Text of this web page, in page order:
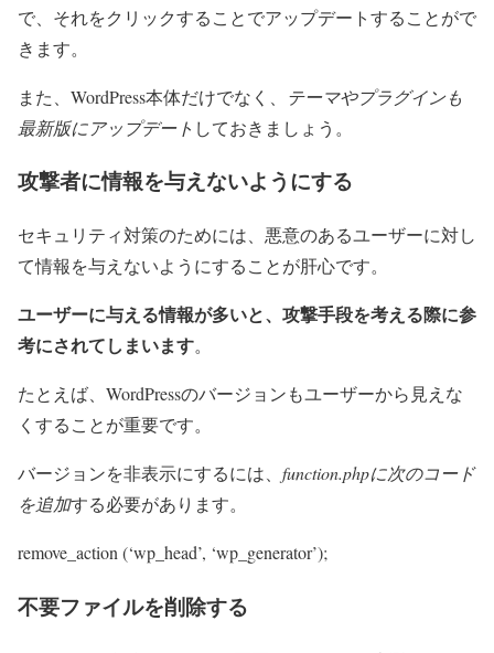
で、それをクリックすることでアップデートすることがで
きます。
また、WordPress本体だけでなく、 テーマやプラグインも
最新版にアップデート しておきましょう。
攻撃者に情報を与えないようにする
セキュリティ対策のためには、悪意のあるユーザーに対し
て情報を与えないようにすることが肝心です。
ユーザーに与える情報が多いと、攻撃手段を考える際に参
考にされてしまいます。
たとえば、WordPressのバージョンもユーザーから見えな
くすることが重要です。
バージョンを非表示にするには、 function.phpに次のコード
を追加する必要があります。
remove_action (‘wp_head’, ‘wp_generator’);
不要ファイルを削除する